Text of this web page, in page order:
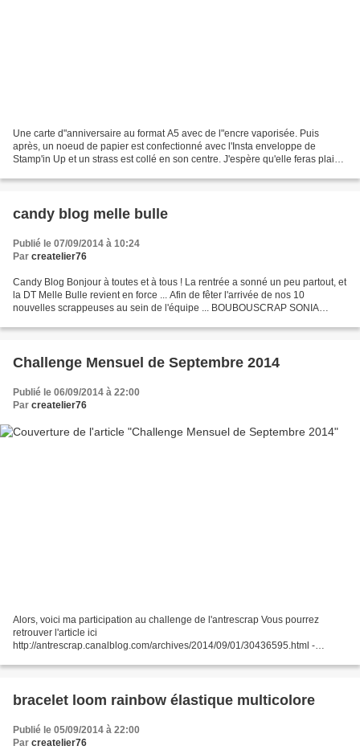
Une carte d"anniversaire au format A5 avec de l"encre vaporisée. Puis
après, un noeud de papier est confectionné avec l'Insta enveloppe de
Stamp'in Up et un strass est collé en son centre. J'espère qu'elle feras plaisir
candy blog melle bulle
Publié le 07/09/2014 à 10:24
Par createlier76
Candy Blog Bonjour à toutes et à tous ! La rentrée a sonné un peu partout, et
la DT Melle Bulle revient en force ... Afin de fêter l'arrivée de nos 10
nouvelles scrappeuses au sein de l'équipe ... BOUBOUSCRAP SONIA
Challenge Mensuel de Septembre 2014
Publié le 06/09/2014 à 22:00
Par createlier76
Alors, voici ma participation au challenge de l'antrescrap Vous pourrez
retrouver l'article ici
http://antrescrap.canalblog.com/archives/2014/09/01/30436595.html -
Laé : des...
bracelet loom rainbow élastique multicolore
Publié le 05/09/2014 à 22:00
Par createlier76